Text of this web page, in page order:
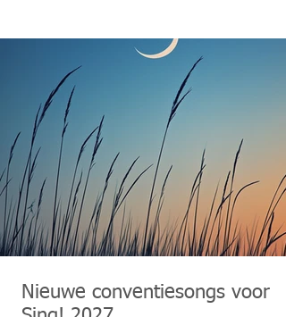
Nieuwe conventiesongs voor